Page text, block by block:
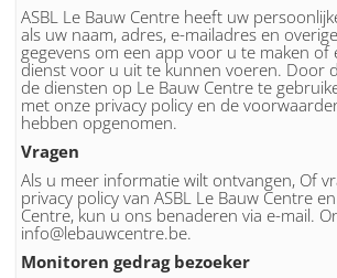
ASBL Le Bauw Centre heeft uw
als uw naam, adres, e-mailadres en
gegevens om een app voor u te maken of
dienst voor u uit te kunnen voeren. Door
de diensten op Le Bauw Centre te
met onze privacy policy en de
hebben opgenomen.
Vragen
Als u meer informatie wilt ontvangen, Of
privacy policy van ASBL Le Bauw Centre
Centre, kun u ons benaderen via e-mail.
info@lebauwcentre.be.
Monitoren gedrag bezoeker